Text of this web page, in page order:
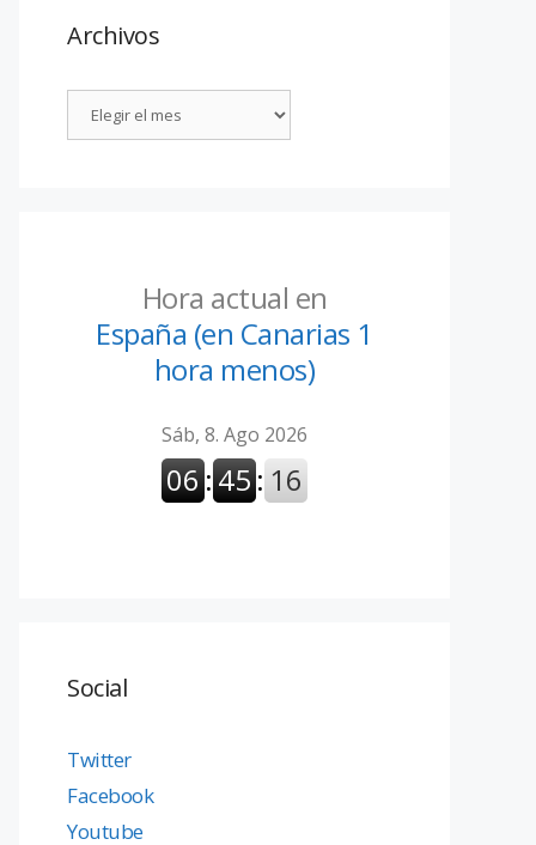
Archivos
Hora actual en
España (en Canarias 1
hora menos)
Social
Twitter
Facebook
Youtube